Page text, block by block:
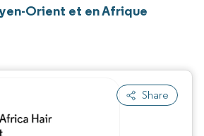
Orient et en Afrique
Share